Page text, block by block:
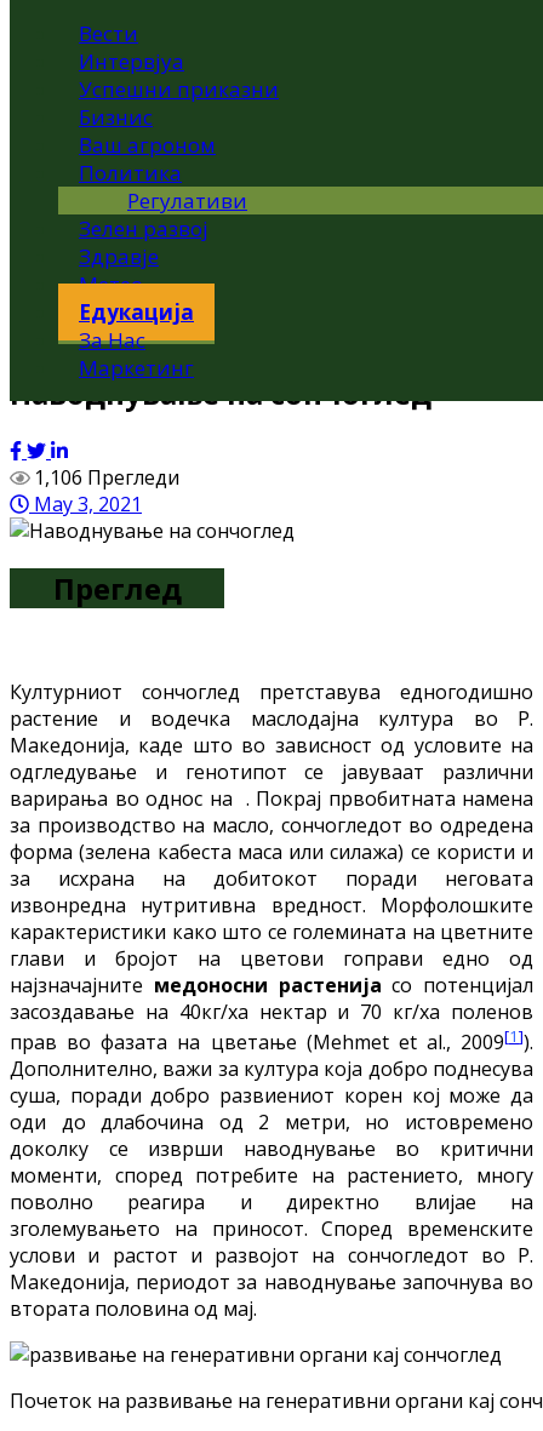
Вести
Интервјуа
Успешни приказни
Бизнис
Ваш агроном
Политика
Регулативи
Зелен развој
Здравје
Метео
Едукација
За Нас
Маркетинг
Наводнување на сончоглед
1,106 Прегледи
May 3, 2021
Преглед
Културниот сончоглед претставува едногодишно
растениe и водечка маслодајна култура во Р.
Македонија, каде што во зависност од условите на
одгледување и генотипот се јавуваат различни
варирања во однос на . Покрај првобитната намена
за производство на масло, сончогледот во одредена
форма (зелена кабеста маса или силажа) се користи и
за исхрана на добитокот поради неговата
извонредна нутритивна вредност. Морфолошките
карактеристики како што се големината на цветните
глави и бројот на цветови гоправи едно од
најзначајните медоносни растенија со потенцијал
засоздавање на 40кг/ха нектар и 70 кг/ха поленов
прав во фазата на цветање (Mehmet et al., 2009[1]).
Дополнително, важи за култура која добро поднесува
суша, поради добро развиениот корен кој може да
оди до длабочина од 2 метри, но истовремено
доколку се изврши наводнување во критични
моменти, според потребите на растението, многу
поволно реагира и директно влијае на
зголемувањето на приносот. Според временските
услови и растот и развојот на сончогледот во Р.
Македонија, периодот за наводнување започнува во
втората половина од мај.
Почеток на развивање на генеративни органи кај